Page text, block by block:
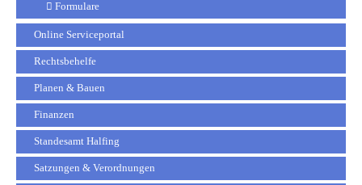
Formulare
Online Serviceportal
Rechtsbehelfe
Planen & Bauen
Finanzen
Standesamt Halfing
Satzungen & Verordnungen